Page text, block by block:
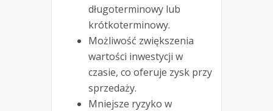
długoterminowy lub
krótkoterminowy.
Możliwość zwiększenia
wartości inwestycji w
czasie, co oferuje zysk przy
sprzedaży.
Mniejsze ryzyko w